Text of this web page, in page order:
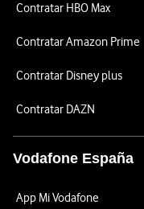
Contratar HBO Max
Contratar Amazon Prime
Contratar Disney plus
Contratar DAZN
Vodafone España
App Mi Vodafone